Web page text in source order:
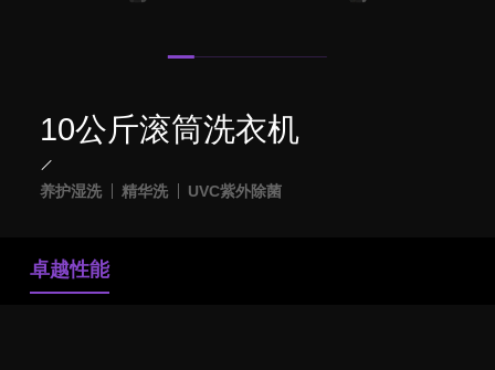
10公斤滚筒洗衣机
养护湿洗 精华洗 UVC紫外除菌
卓越性能